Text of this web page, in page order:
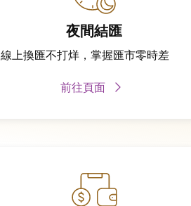
夜間結匯
線上換匯不打烊，掌握匯市零時差
前往頁面